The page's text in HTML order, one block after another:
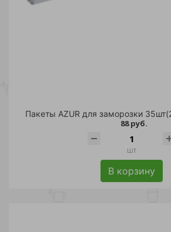
Пакеты AZUR для заморозки
88 руб.
шт
В корзину